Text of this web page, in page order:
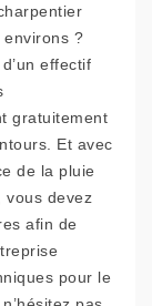
environs ?
effectif
gratuitement
Et avec
de la pluie
vous devez
afin de
pour le